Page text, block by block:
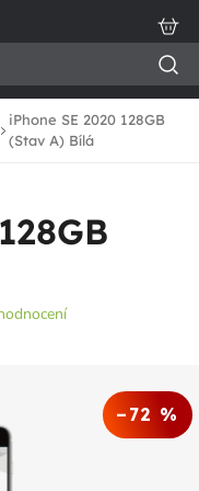
iPhone SE 2020 128GB
(Stav A) Bílá
–72 %